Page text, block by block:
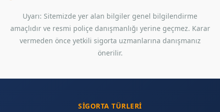
Uyarı: Sitemizde yer alan bilgiler genel bilgilendirme
amaçlıdır ve resmi poliçe danışmanlığı yerine geçmez. Karar
vermeden önce yetkili sigorta uzmanlarına danışmanız
önerilir.
SIGORTA TÜRLERI